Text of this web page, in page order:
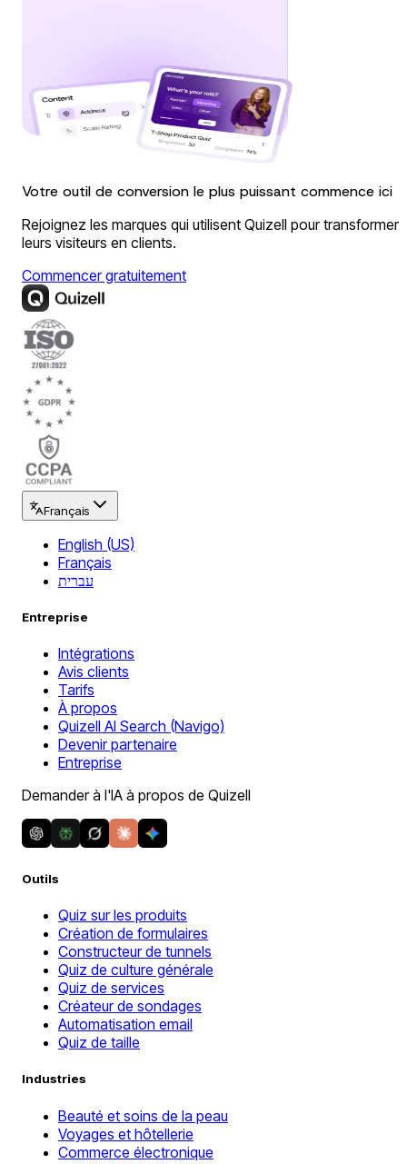
Votre outil de conversion le plus puissant commence ici
Rejoignez les marques qui utilisent Quizell pour transformer
leurs visiteurs en clients.
Commencer gratuitement
Français
English (US)
Français
עברית
Entreprise
Intégrations
Avis clients
Tarifs
À propos
Quizell AI Search (Navigo)
Devenir partenaire
Entreprise
Demander à l'IA à propos de Quizell
Outils
Quiz sur les produits
Création de formulaires
Constructeur de tunnels
Quiz de culture générale
Quiz de services
Créateur de sondages
Automatisation email
Quiz de taille
Industries
Beauté et soins de la peau
Voyages et hôtellerie
Commerce électronique